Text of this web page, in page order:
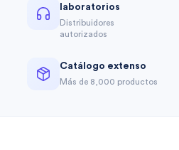
laboratorios
Distribuidores
autorizados
Catálogo extenso
Más de 8,000 productos